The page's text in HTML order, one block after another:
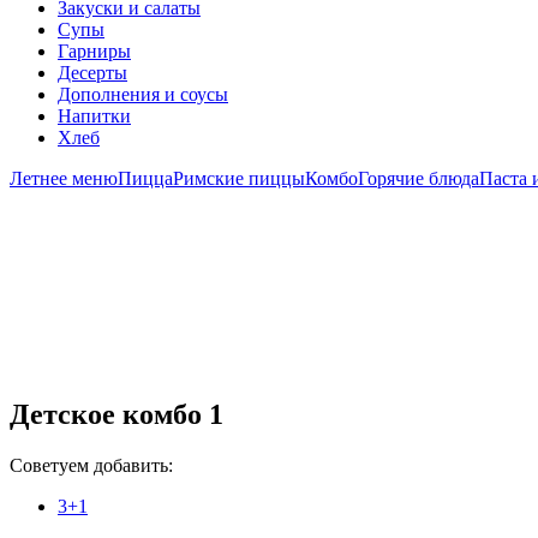
Закуски и салаты
Супы
Гарниры
Десерты
Дополнения и соусы
Напитки
Хлеб
Летнее менюПиццаРимские пиццыКомбоГорячие блюдаПаста
Детское комбо 1
Советуем добавить:
3+1